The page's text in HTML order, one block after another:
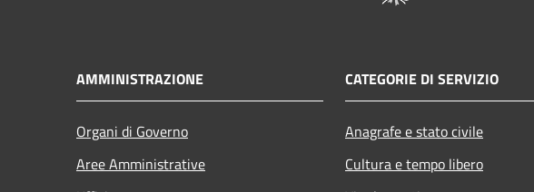
AMMINISTRAZIONE
Organi di Governo
Aree Amministrative
CATEGORIE DI SERVIZIO
Anagrafe e stato civile
Cultura e tempo libero